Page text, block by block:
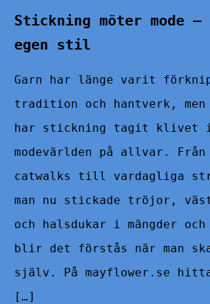
Stickning möter mode –
egen stil
Garn har länge varit
tradition och hantverk, men
har stickning tagit klivet
modevärlden på allvar.
catwalks till vardagliga
man nu stickade tröjor,
och halsdukar i mängder
blir det förstås när man
själv. På mayflower.se
[…]